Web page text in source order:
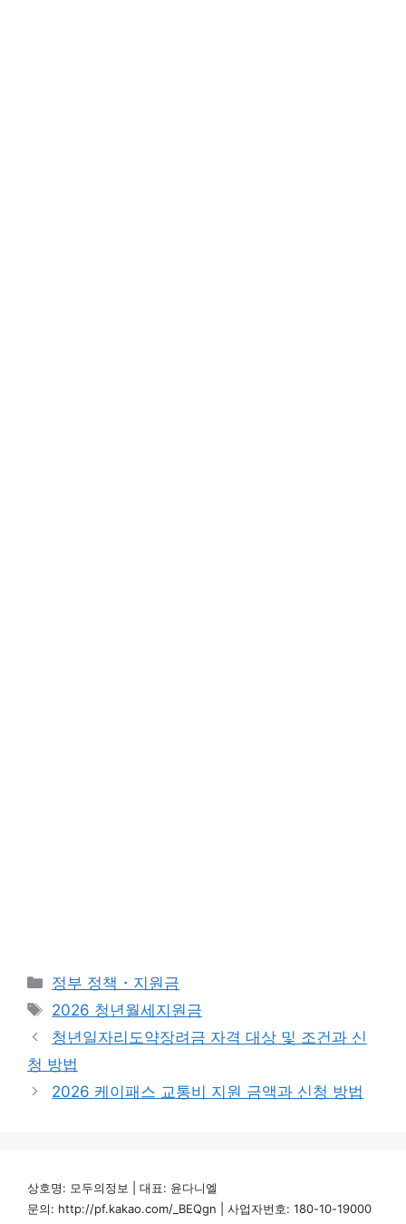
카
테
리
정부 정책・지원금
태
그
2026 청년월세지원금
청년일자리도약장려금 자격 대상 및 조건과 신
청 방법
2026 케이패스 교통비 지원 금액과 신청 방법
상호명: 모두의정보 | 대표: 윤다니엘
문의: http://pf.kakao.com/_BEQgn | 사업자번호: 180-10-19000